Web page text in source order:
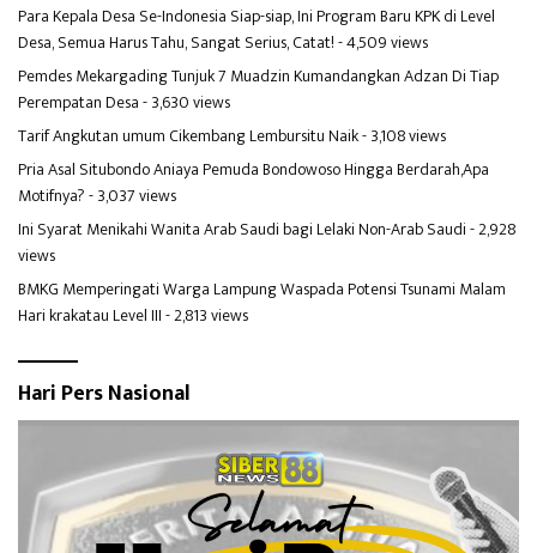
Para Kepala Desa Se-Indonesia Siap-siap, Ini Program Baru KPK di Level
Desa, Semua Harus Tahu, Sangat Serius, Catat!- 4,509 views
Pemdes Mekargading Tunjuk 7 Muadzin Kumandangkan Adzan Di Tiap
Perempatan Desa- 3,630 views
Tarif Angkutan umum Cikembang Lembursitu Naik- 3,108 views
Pria Asal Situbondo Aniaya Pemuda Bondowoso Hingga Berdarah,Apa
Motifnya?- 3,037 views
Ini Syarat Menikahi Wanita Arab Saudi bagi Lelaki Non-Arab Saudi- 2,928
views
BMKG Memperingati Warga Lampung Waspada Potensi Tsunami Malam
Hari krakatau Level III- 2,813 views
Hari Pers Nasional